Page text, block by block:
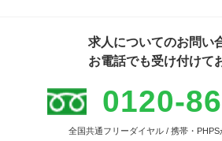
求人についてのお問い
お電話でも受け付けて
0120-
全国共通フリーダイヤル / 携帯・